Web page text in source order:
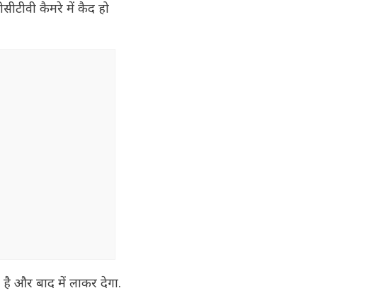
कैमरे में कैद हो
है और बाद में लाकर देगा.